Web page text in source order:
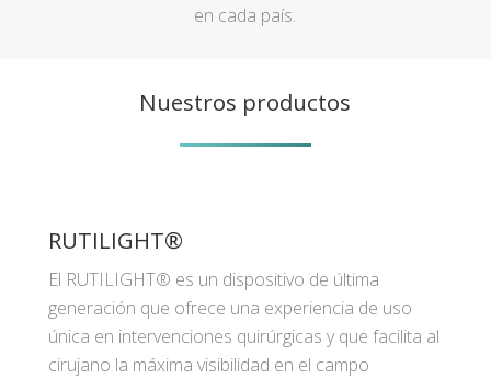
en cada país.
Nuestros productos
RUTILIGHT®
El RUTILIGHT® es un dispositivo de última
generación que ofrece una experiencia de uso
única en intervenciones quirúrgicas y que facilita al
cirujano la máxima visibilidad en el campo